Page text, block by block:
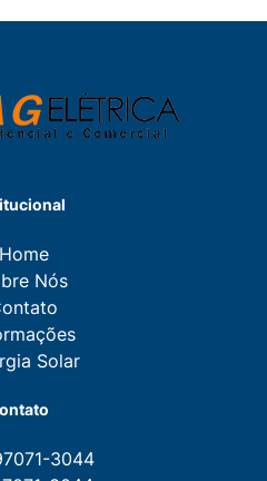
Eletrica
Serviços Eletricos
Residencial
Residencial Preço
Elétrica
Simples
Home
Nós
Solar
3044